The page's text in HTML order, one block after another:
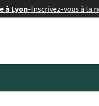
à Lyon-Inscrivez-vous à la